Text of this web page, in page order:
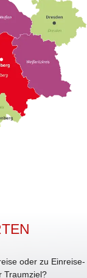
oder zu Einreise-
Traumziel?